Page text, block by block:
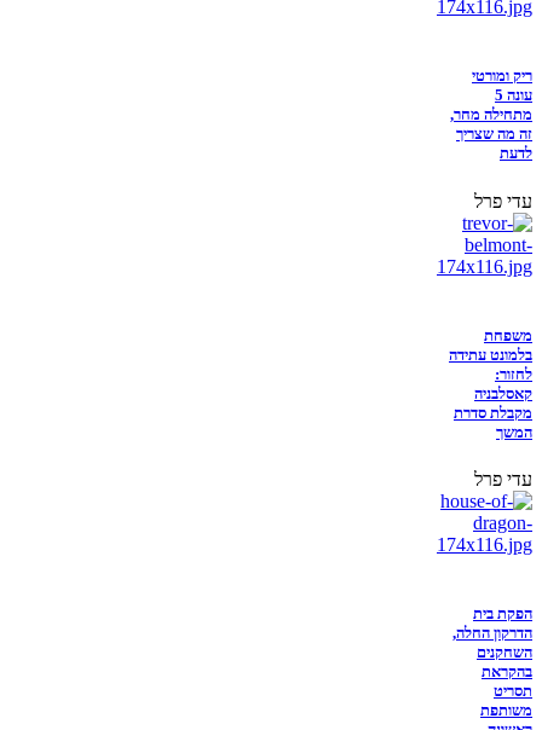
ריק ומורטי
עונה 5
מתחילה מחר,
זה מה שצריך
לדעת
עדי פרל
משפחת
בלמונט עתידה
לחזור:
קאסלבניה
מקבלת סדרת
המשך
עדי פרל
הפקת בית
הדרקון החלה,
השחקנים
בהקראת
תסריט
משותפת